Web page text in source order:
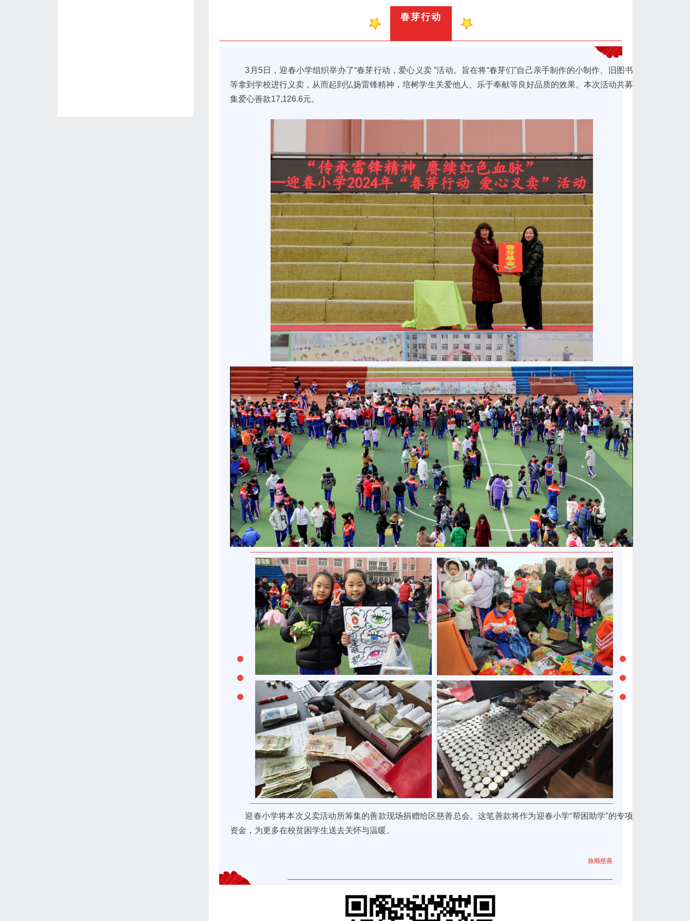
春芽行动
3月5日，迎春小学组织举办了“春芽行动，爱心义卖 ”活动。旨在将“春芽们”自己亲手制作的小制作、旧图书
等拿到学校进行义卖，从而起到弘扬雷锋精神，培树学生关爱他人、乐于奉献等良好品质的效果。本次活动共募
集爱心善款17,126.6元。
迎春小学将本次义卖活动所筹集的善款现场捐赠给区慈善总会。这笔善款将作为迎春小学“帮困助学”的专项
资金，为更多在校贫困学生送去关怀与温暖。
旅顺慈善